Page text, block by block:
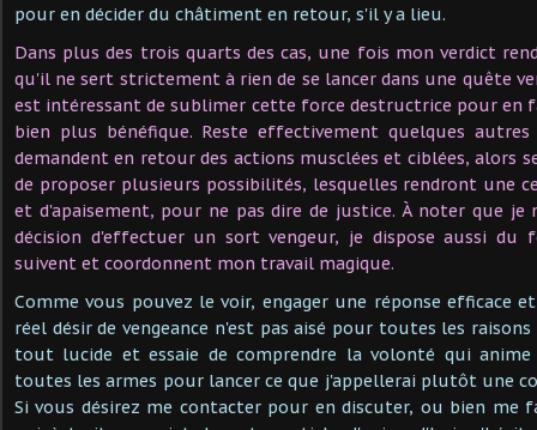
pour en décider du châtiment en retour, s'il y a lieu.
Dans plus des trois quarts des cas, une fois mon verdict
qu'il ne sert strictement à rien de se lancer dans une quête
est intéressant de sublimer cette force destructrice pour en
bien plus bénéfique. Reste effectivement quelques
demandent en retour des actions musclées et ciblées, alors
de proposer plusieurs possibilités, lesquelles rendront une
et d'apaisement, pour ne pas dire de justice. À noter que je
décision d'effectuer un sort vengeur, je dispose aussi du
suivent et coordonnent mon travail magique.
Comme vous pouvez le voir, engager une réponse efficace
réel désir de vengeance n'est pas aisé pour toutes les
tout lucide et essaie de comprendre la volonté qui
toutes les armes pour lancer ce que j'appellerai plutôt une
Si vous désirez me contacter pour en discuter, ou bien me